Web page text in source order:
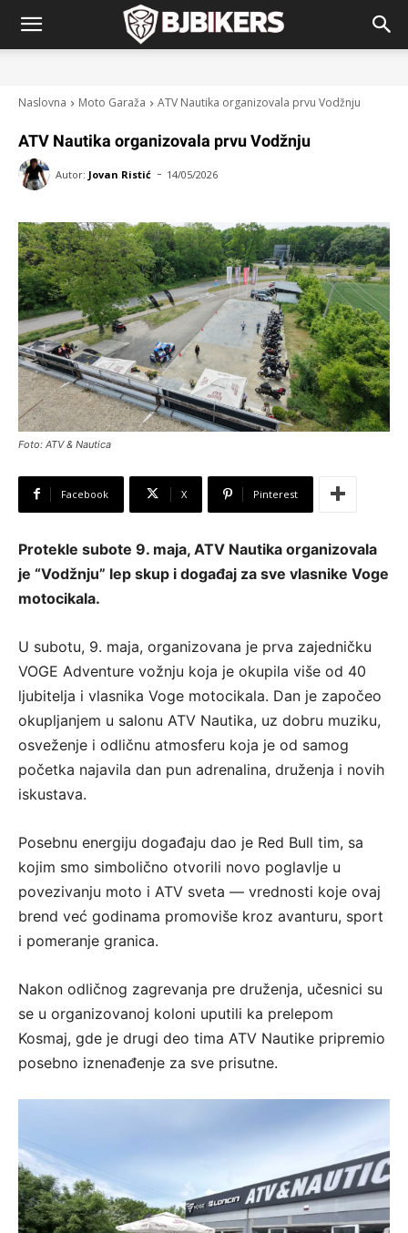
Naslovna Moto Garaža ATV Nautika organizovala prvu Vodžnju
ATV Nautika organizovala prvu Vodžnju
Autor: Jovan Ristić - 14/05/2026
Foto: ATV & Nautica
Facebook X Pinterest
Protekle subote 9. maja, ATV Nautika organizovala
je “Vodžnju” lep skup i događaj za sve vlasnike Voge
motocikala.
U subotu, 9. maja, organizovana je prva zajedničku
VOGE Adventure vožnju koja je okupila više od 40
ljubitelja i vlasnika Voge motocikala. Dan je započeo
okupljanjem u salonu ATV Nautika, uz dobru muziku,
osveženje i odličnu atmosferu koja je od samog
početka najavila dan pun adrenalina, druženja i novih
iskustava.
Posebnu energiju događaju dao je Red Bull tim, sa
kojim smo simbolično otvorili novo poglavlje u
povezivanju moto i ATV sveta — vrednosti koje ovaj
brend već godinama promoviše kroz avanturu, sport
i pomeranje granica.
Nakon odličnog zagrevanja pre druženja, učesnici su
se u organizovanoj koloni uputili ka prelepom
Kosmaj, gde je drugi deo tima ATV Nautike pripremio
posebno iznenađenje za sve prisutne.